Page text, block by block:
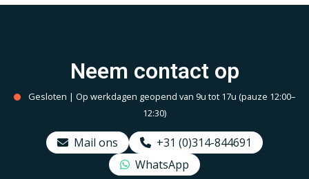
Neem contact op
Gesloten | Op werkdagen geopend van 9u tot 17u (pauze 12:00–
12:30)
Mail ons
+31 (0)314-844691
WhatsApp